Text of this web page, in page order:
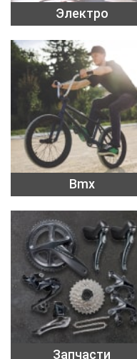
Электро
Bmx
Запчасти